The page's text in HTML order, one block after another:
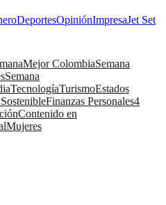
DeportesOpiniónImpresaJet Set
Mejor ColombiaSemana
Semana
TecnologíaTurismoEstados
Finanzas Personales4
Contenido en
Mujeres